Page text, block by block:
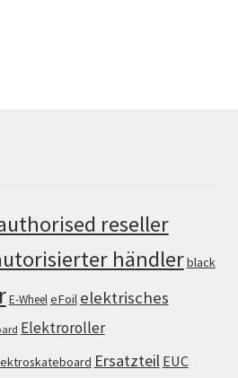
reseller
händlerblack
E-WheeleFoil elektrisches
Elektroroller
Ersatzteil EUC